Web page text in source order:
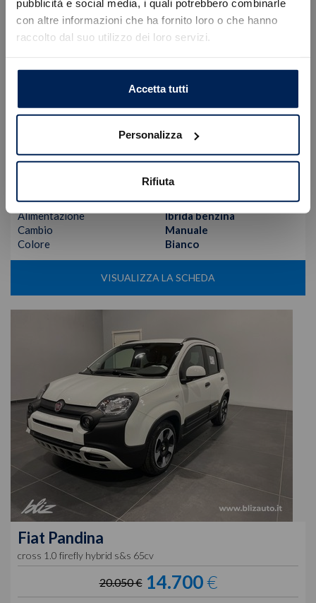
pubblicità e social media, i quali potrebbero combinarle
con altre informazioni che ha fornito loro o che hanno
raccolto dal suo utilizzo dei loro servizi.
Accetta tutti
Personalizza
Rifiuta
1.0 70cv Hybrid PANDA
14.700
02/2025
Chilometri
5.729
Alimentazione
Ibrida benzina
Cambio
Manuale
Colore
Bianco
VISUALIZZA LA SCHEDA
Fiat Pandina
cross 1.0 firefly hybrid s&s 65cv
20.050 € 14.700€
Caricamento veicoli non riuscito